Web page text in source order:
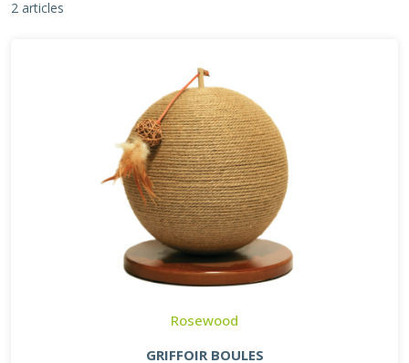
2 articles
Rosewood
GRIFFOIR BOULES